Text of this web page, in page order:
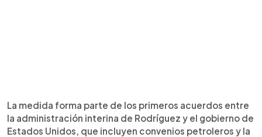
La medida forma parte de los primeros acuerdos entre
la administración interina de Rodríguez y el gobierno de
Estados Unidos, que incluyen convenios petroleros y la